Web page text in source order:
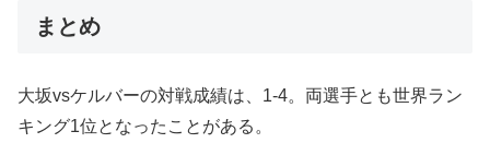
まとめ
大坂vsケルバーの対戦成績は、1-4。両選手とも世界ラン
キング1位となったことがある。